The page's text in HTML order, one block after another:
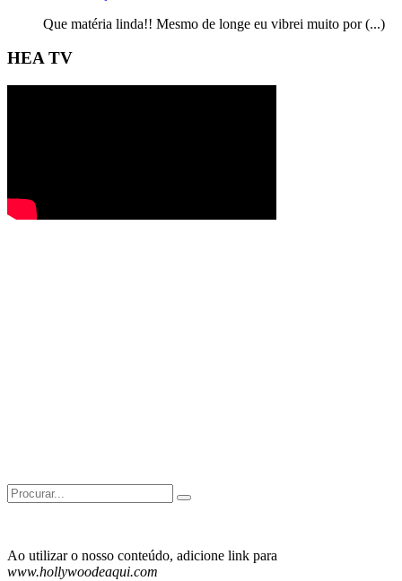
Que matéria linda!! Mesmo de longe eu vibrei muito por (...)
HEA TV
Search
for:
Ao utilizar o nosso conteúdo, adicione link para
www.hollywoodeaqui.com